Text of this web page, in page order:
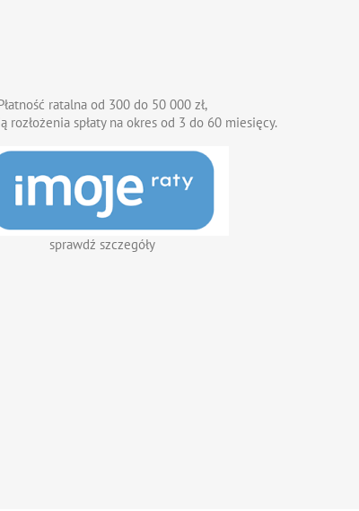
ratalna od 300 do 50 000 zł,
rozłożenia spłaty na okres od 3 do 60 miesięcy.
sprawdź szczegóły